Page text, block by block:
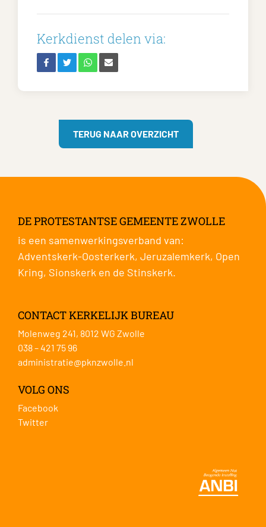
Kerkdienst delen via:
TERUG NAAR OVERZICHT
DE PROTESTANTSE GEMEENTE ZWOLLE
is een samenwerkingsverband van:
Adventskerk-Oosterkerk, Jeruzalemkerk, Open
Kring, Sionskerk en de Stinskerk.
CONTACT KERKELIJK BUREAU
Molenweg 241, 8012 WG Zwolle
038 – 421 75 96
administratie@pknzwolle.nl
VOLG ONS
Facebook
Twitter